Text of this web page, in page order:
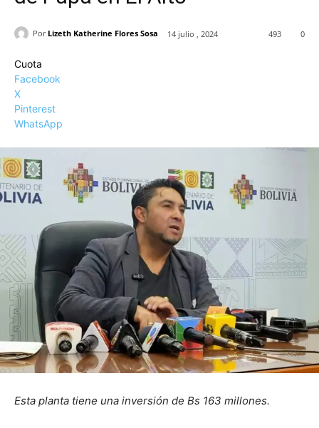
Por Lizeth Katherine Flores Sosa 14 julio , 2024 0
493
Cuota
Facebook
X
Pinterest
WhatsApp
Esta planta tiene una inversión de Bs 163 millones.